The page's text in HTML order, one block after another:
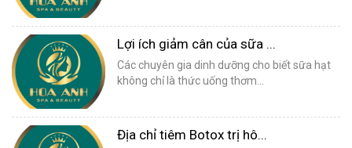
Lợi ích giảm cân của sữa ...
Các chuyên gia dinh dưỡng cho biết sữa hạt
không chỉ là thức uống thơm...
Địa chỉ tiêm Botox trị hô...